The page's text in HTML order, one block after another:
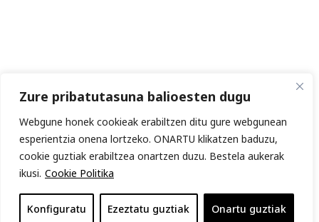
Zure pribatutasuna balioesten dugu
Webgune honek cookieak erabiltzen ditu gure webgunean
esperientzia onena lortzeko. ONARTU klikatzen baduzu,
cookie guztiak erabiltzea onartzen duzu. Bestela aukerak
ikusi. Cookie Politika
Konfiguratu Ezeztatu guztiak Onartu guztiak